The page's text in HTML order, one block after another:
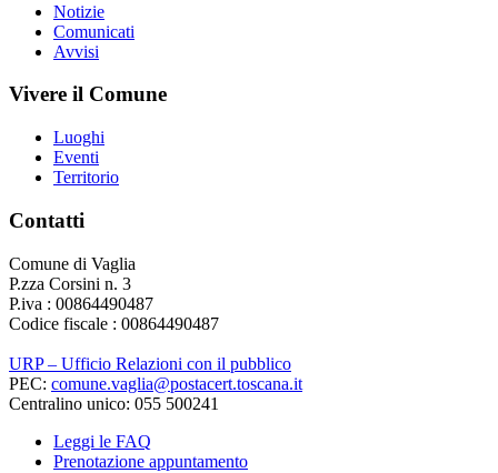
Notizie
Comunicati
Avvisi
Vivere il Comune
Luoghi
Eventi
Territorio
Contatti
Comune di Vaglia
P.zza Corsini n. 3
P.iva : 00864490487
Codice fiscale : 00864490487
URP – Ufficio Relazioni con il pubblico
PEC: comune.vaglia@postacert.toscana.it
Centralino unico: 055 500241
Leggi le FAQ
Prenotazione appuntamento